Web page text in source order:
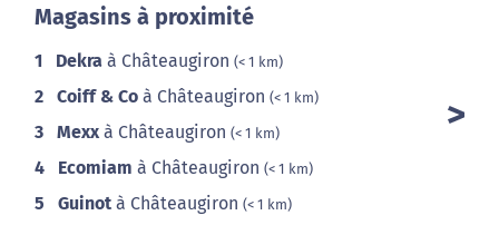
Magasins à proximité
1 Dekra à Châteaugiron (< 1 km)
2 Coiff & Co à Châteaugiron (< 1 km)
3 Mexx à Châteaugiron (< 1 km)
4 Ecomiam à Châteaugiron (< 1 km)
5 Guinot à Châteaugiron (< 1 km)